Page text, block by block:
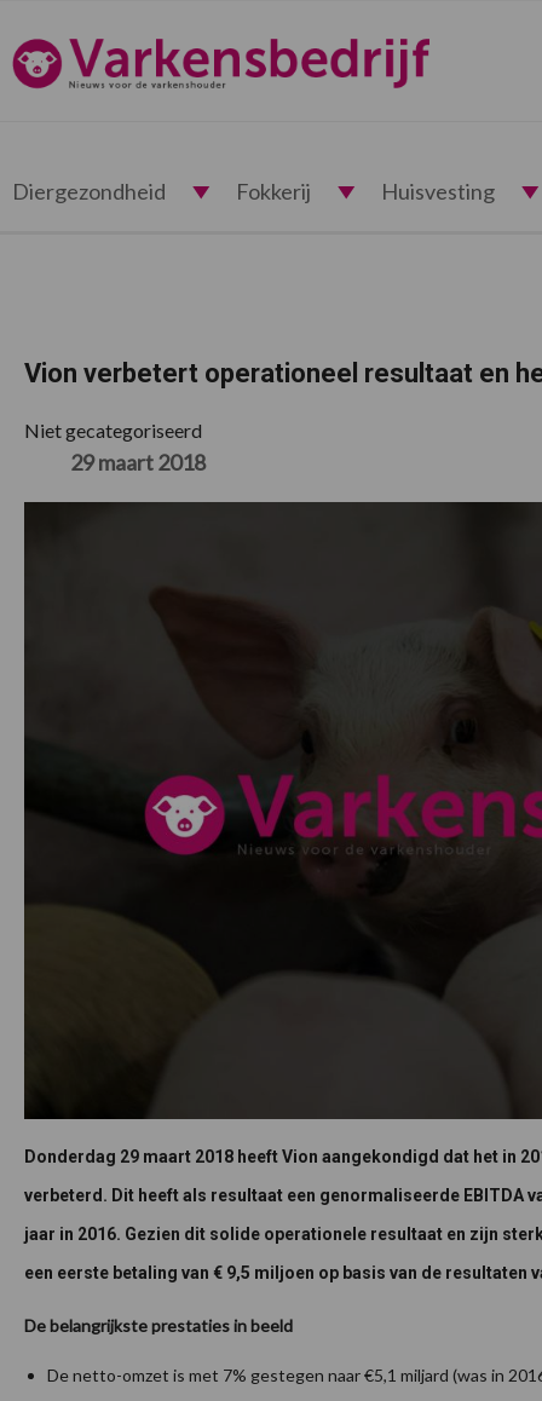
de
hoofdnavigatie
de
hoofd
inhoud
de
eerste
sidebar
de
voettekst
Varkensbedrijf.nl
Diergezondheid Fokkerij Huisvesting
Vion verbetert operationeel resultaat en
Niet gecategoriseerd
29 maart 2018
Donderdag 29 maart 2018 heeft Vion aangekondigd dat het in
verbeterd. Dit heeft als resultaat een genormaliseerde EBITDA
jaar in 2016. Gezien dit solide operationele resultaat en zijn
een eerste betaling van € 9,5 miljoen op basis van de resultaten
De belangrijkste prestaties in beeld
De netto-omzet is met 7% gestegen naar €5,1 miljard (was in